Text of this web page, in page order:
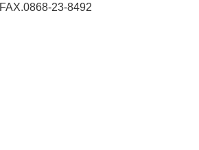
FAX.0868-23-8492